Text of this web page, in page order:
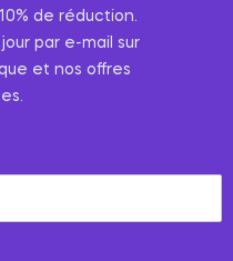
de réduction.
par e-mail sur
et nos offres